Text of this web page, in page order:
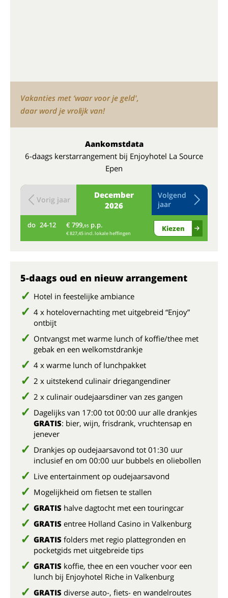
Vakanties met ‘waar voor je geld',
daar word je vrolijk van!
Aankomstdata
6-daags kerstarrangement bij Enjoyhotel La Source
Epen
December
2026
Vorig jaar
Volgend
jaar
do 24-12 € 799,95 p.p.
€ 827,45 incl. lokale heffingen
Kiezen
5-daags oud en nieuw arrangement
Hotel in feestelijke ambiance
4 x hotelovernachting met uitgebreid “Enjoy”
ontbijt
Ontvangst met warme lunch of koffie/thee met
gebak en een welkomstdrankje
4 x warme lunch of lunchpakket
2 x uitstekend culinair driegangendiner
2 x culinair oudejaarsdiner van zes gangen
Dagelijks van 17:00 tot 00:00 uur alle drankjes
GRATIS: bier, wijn, frisdrank, vruchtensap en
jenever
Drankjes op oudejaarsavond tot 01:30 uur
inclusief en om 00:00 uur bubbels en oliebollen
Live entertainment op oudejaarsavond
Mogelijkheid om fietsen te stallen
GRATIS halve dagtocht met een touringcar
GRATIS entree Holland Casino in Valkenburg
GRATIS folders met regio plattegronden en
pocketgids met uitgebreide tips
GRATIS koffie, thee en een voucher voor een
lunch bij Enjoyhotel Riche in Valkenburg
GRATIS diverse auto-, fiets- en wandelroutes